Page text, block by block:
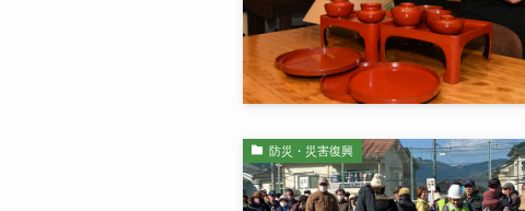
防災・災害復興